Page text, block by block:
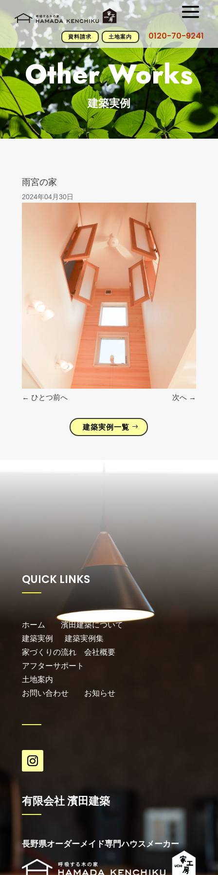
資料請求 土地案内 0120-70-9241
Other Works
建築実例
雨宮の家
2024年04月30日
← ひとつ前へ 次へ →
建築実例一覧
QUICK LINKS
ホーム
濱田建築について
建築実例 建築実例集
家づくりの流れ
会社概要
アフターサポート
土地案内
お問い合わせ
お知らせ
有限会社 濱田建築
長野県オーダーメイド専門ハウスメーカー